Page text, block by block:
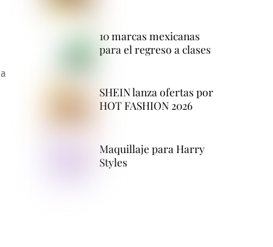
10 marcas mexicanas
para el regreso a clases
SHEIN lanza ofertas por
HOT FASHION 2026
Maquillaje para Harry
Styles